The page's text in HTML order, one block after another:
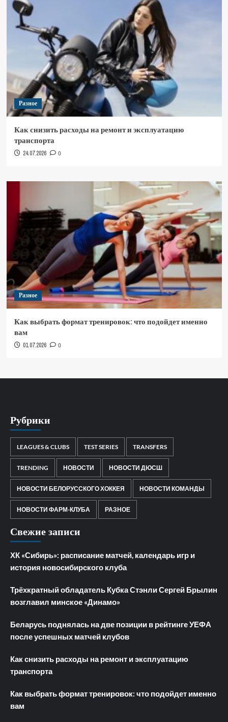
Разное
Как снизить расходы на ремонт и эксплуатацию
транспорта
24.07.2026 0
Разное
Как выбрать формат тренировок: что подойдет именно
вам
01.07.2026 0
Рубрики
LEAGUES & CLUBS TEST SERIES TRANSFERS
TRENDING НОВОСТИ НОВОСТИ ДЮСШ
НОВОСТИ БЕЛОРУССКОГО ХОККЕЯ НОВОСТИ КОМАНДЫ
НОВОСТИ ФАРМ-КЛУБА РАЗНОЕ
Свежие записи
ХК «Сибирь»: расписание матчей, календарь игр и
история новосибирского клуба
Трёхкратный обладатель Кубка Стэнли Сергей Брылин
возглавил минское «Динамо»
Беларусь поднялась на две позиции в рейтинге УЕФА
после успешных матчей клубов
Как снизить расходы на ремонт и эксплуатацию
транспорта
Как выбрать формат тренировок: что подойдет именно
вам